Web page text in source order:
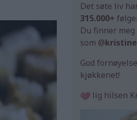
Det søte liv
315.000+
Du finner meg
som @
God
kjøkkenet!
lig hilsen